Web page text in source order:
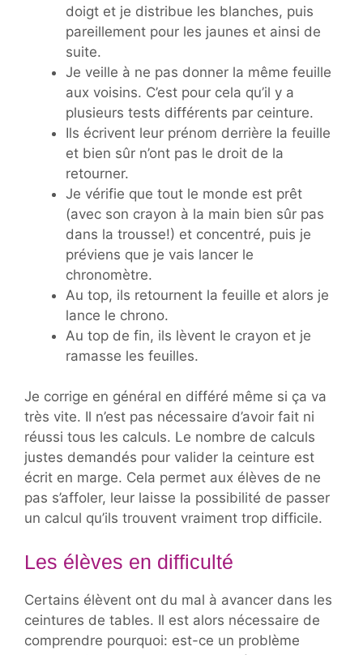
doigt et je distribue les blanches, puis
pareillement pour les jaunes et ainsi de
suite.
Je veille à ne pas donner la même feuille
aux voisins. C’est pour cela qu’il y a
plusieurs tests différents par ceinture.
Ils écrivent leur prénom derrière la feuille
et bien sûr n’ont pas le droit de la
retourner.
Je vérifie que tout le monde est prêt
(avec son crayon à la main bien sûr pas
dans la trousse!) et concentré, puis je
préviens que je vais lancer le
chronomètre.
Au top, ils retournent la feuille et alors je
lance le chrono.
Au top de fin, ils lèvent le crayon et je
ramasse les feuilles.
Je corrige en général en différé même si ça va
très vite. Il n’est pas nécessaire d’avoir fait ni
réussi tous les calculs. Le nombre de calculs
justes demandés pour valider la ceinture est
écrit en marge. Cela permet aux élèves de ne
pas s’affoler, leur laisse la possibilité de passer
un calcul qu’ils trouvent vraiment trop difficile.
Les élèves en difficulté
Certains élèvent ont du mal à avancer dans les
ceintures de tables. Il est alors nécessaire de
comprendre pourquoi: est-ce un problème